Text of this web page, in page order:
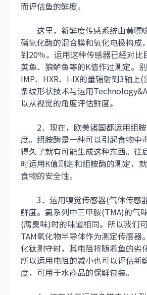
而评估鱼的鲜度。
这里，新鲜度传感系统由黄嘌
磷氧化酶的混合膜和氧化电极构成
到20％。运用这种传感器已经对比
荚鱼、狼鲈鱼等的K值作过测定。
IMP、HXR、I-IX的量辐射到3轴上
条纹形状技术与运用
以从视觉的角度评估鲜度。
2．现在，欧美诸国都运用组胺
度。组胺酶是一种可以引起食物中
得久了就有可能生成这种东西。往
时运用K值测定和组胺酶的测定，
食物的安全性。
3．运用嗅觉传感器(气体传感
鲜度。氨系列中三甲胺(TMA)的气
(腐臭味)时的味道相同。所以我们
TAM氧化物半导体作为测定传感器
化钛测守时，其电阻将随着鱼的劣
所以运用电阻的减小也可以评估新
度，可用于水商品的保鲜包装。